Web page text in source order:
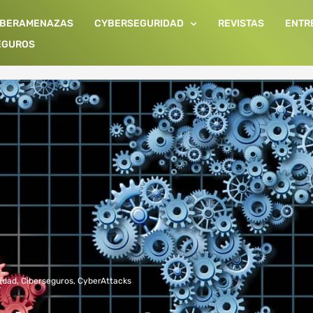
CYBERSEGURIDAD REVISTAS
,Ciberseguros, CyberAttacks